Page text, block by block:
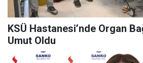
KSÜ Hastanesi’nde Organ
Umut Oldu